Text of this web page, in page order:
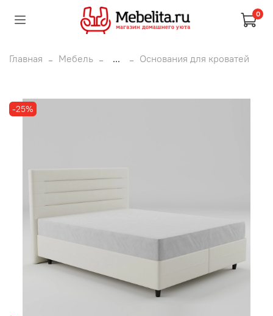
0
Главная Мебель ... Основания для кроватей
-25%